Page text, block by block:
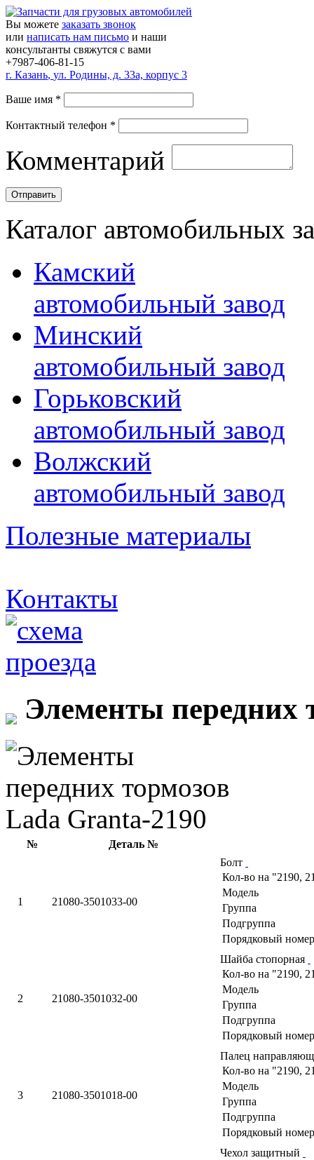
Вы можете заказать звонок
или написать нам письмо и наши
консультанты свяжутся с вами
+7987-406-81-15
г. Казань, ул. Родины, д. 33а, корпус 3
Ваше имя *
Контактный телефон *
Комментарий
Каталог автомобильных
Камский
автомобильный завод
Минский
автомобильный завод
Горьковский
автомобильный завод
Волжский
автомобильный завод
Полезные материалы
Контакты
Элементы передних
№ Деталь №
1 21080-3501033-00
Болт
Кол-во на "2190,
Модель
Группа
Подгруппа
Порядковый
2 21080-3501032-00
Шайба стопорная
Кол-во на "2190,
Модель
Группа
Подгруппа
Порядковый
3 21080-3501018-00
Палец
Кол-во на "2190,
Модель
Группа
Подгруппа
Порядковый
Чехол защитный